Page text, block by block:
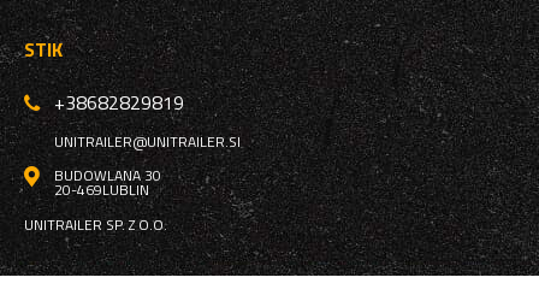
STIK
+38682829819
UNITRAILER@UNITRAILER.SI
BUDOWLANA 30
20-469LUBLIN
UNITRAILER SP. Z O.O.